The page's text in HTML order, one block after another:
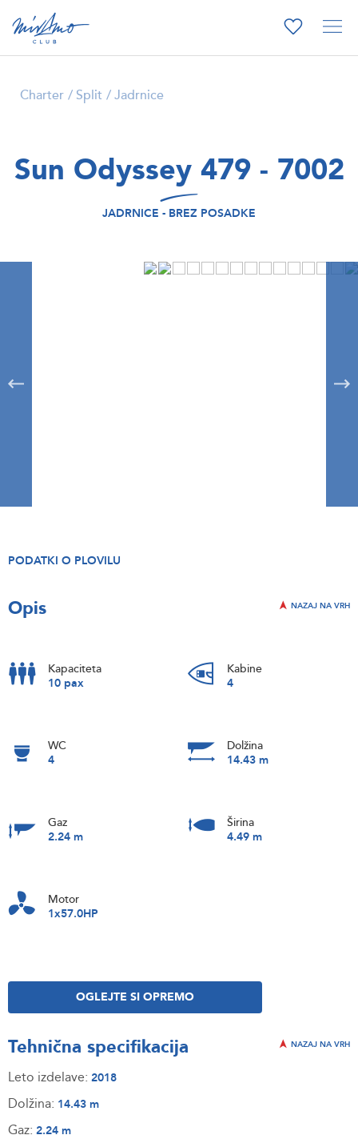
Charter Split Jadrnice
Sun Odyssey 479 - 7002
JADRNICE - BREZ POSADKE
PODATKI O PLOVILU
Opis NAZAJ NA VRH
Kapaciteta
10 pax
Kabine
4
WC
4
Dolžina
14.43 m
Gaz
2.24 m
Širina
4.49 m
Motor
1x57.0HP
OGLEJTE SI OPREMO
Tehnična specifikacija NAZAJ NA VRH
Leto izdelave: 2018
Dolžina: 14.43 m
Gaz: 2.24 m